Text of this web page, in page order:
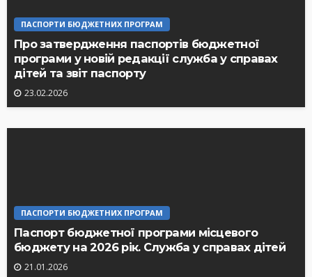
ПАСПОРТИ БЮДЖЕТНИХ ПРОГРАМ
Про затвердження паспортів бюджетної
програми у новій редакції служба у справах
дітей та звіт паспорту
23.02.2026
ПАСПОРТИ БЮДЖЕТНИХ ПРОГРАМ
Паспорт бюджетної програми місцевого
бюджету на 2026 рік. Служба у справах дітей
21.01.2026